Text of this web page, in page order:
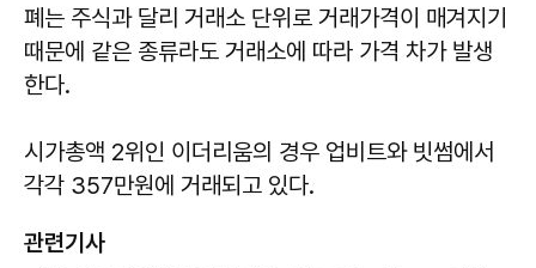
폐는 주식과 달리 거래소 단위로 거래가격이 매겨지기
때문에 같은 종류라도 거래소에 따라 가격 차가 발생
한다.
시가총액 2위인 이더리움의 경우 업비트와 빗썸에서
각각 357만원에 거래되고 있다.
관련기사